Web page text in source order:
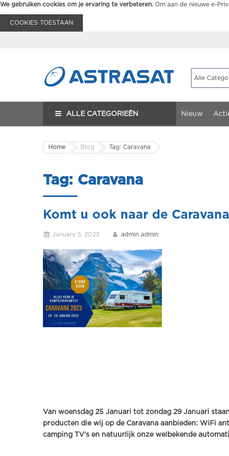
We gebruiken cookies om je ervaring te verbeteren. Om aan de nieuwe e-
COOKIES TOESTAAN
ALLE CATEGORIEËN Nieuw
Home Blog Tag: Caravana
Tag: Caravana
Komt u ook naar de
January 5, 2023 admin admin
Van woensdag 25 Januari tot zondag 29 Januari
producten die wij op de Caravana aanbieden: WiFi
camping TV’s en natuurlijk onze welbekende